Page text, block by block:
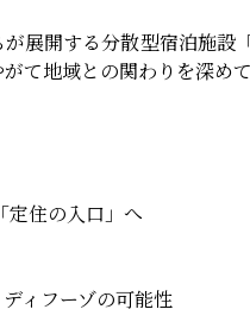
展開する分散型宿泊施設
て地域との関わりを深め
住の入口」へ
ィフーゾの可能性